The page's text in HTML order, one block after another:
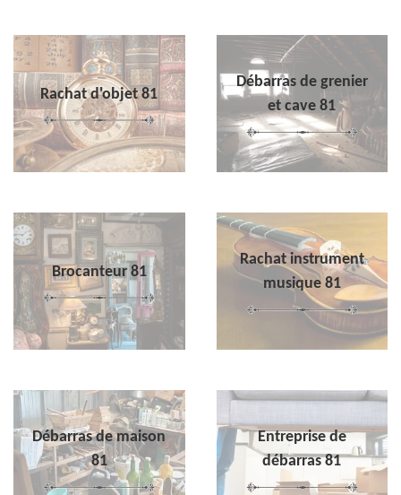
Rachat d'objet 81
Débarras de grenier
et cave 81
Brocanteur 81
Rachat instrument
musique 81
Débarras de maison
81
Entreprise de
débarras 81